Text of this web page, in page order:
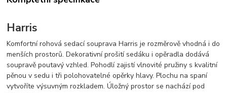
Harris
Komfortní rohová sedací souprava Harris je rozměrově vhodná i do
menších prostorů. Dekorativní prošití sedáku i opěradla dodává
soupravě poutavý vzhled. Pohodlí zajistí vlnovité pružiny s kvalitní
pěnou v sedu i tři polohovatelné opěrky hlavy. Plochu na spaní
vytvoříte výsuvným rozkladem. Úložný prostor se nachází pod